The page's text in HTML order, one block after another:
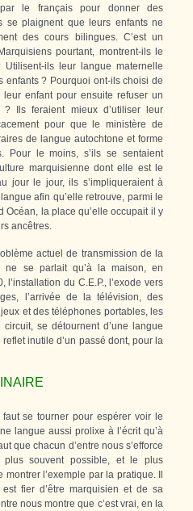
le français pour donner des
se plaignent que leurs enfants ne
des cours bilingues. C’est un
pourtant, montrent-ils le
ils leur langue maternelle
enfants ? Pourquoi ont-ils choisi de
enfant pour ensuite refuser un
Ils feraient mieux d’utiliser leur
pour que le ministère de
de langue autochtone et forme
Pour le moins, s’ils se sentaient
marquisienne dont elle est le
jour le jour, ils s’impliqueraient à
afin qu’elle retrouve, parmi le
Océan, la place qu’elle occupait il y
ancêtres.
actuel de transmission de la
ne se parlait qu’à la maison, en
du C.E.P., l’exode vers
l’arrivée de la télévision, des
et des téléphones portables, les
se détournent d’une langue
inutile d’un passé dont, pour la
faut se tourner pour espérer voir le
langue aussi prolixe à l’écrit qu’à
que chacun d’entre nous s’efforce
souvent possible, et le plus
l’exemple par la pratique. Il
fier d’être marquisien et de sa
nous montre que c’est vrai, en la